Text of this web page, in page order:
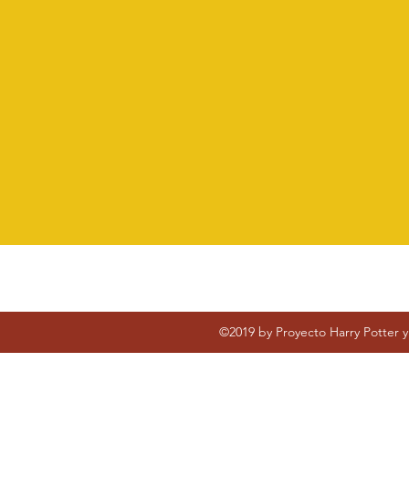
©2019 by Proyecto Harry Potter